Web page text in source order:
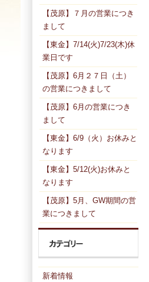
【茂原】７月の営業につき
まして
【東金】7/14(火)7/23(木)休
業日です
【茂原】6月２７日（土）
の営業につきまして
【茂原】6月の営業につき
まして
【東金】6/9（火）お休みと
なります
【東金】5/12(火)お休みと
なります
【茂原】5月、GW期間の営
業につきまして
新着情報